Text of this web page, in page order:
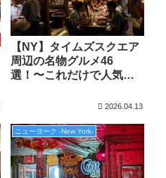
【NY】タイムズスクエア
周辺の名物グルメ46
選！〜これだけで人気レ
2026.04.13
ニューヨーク -New York-